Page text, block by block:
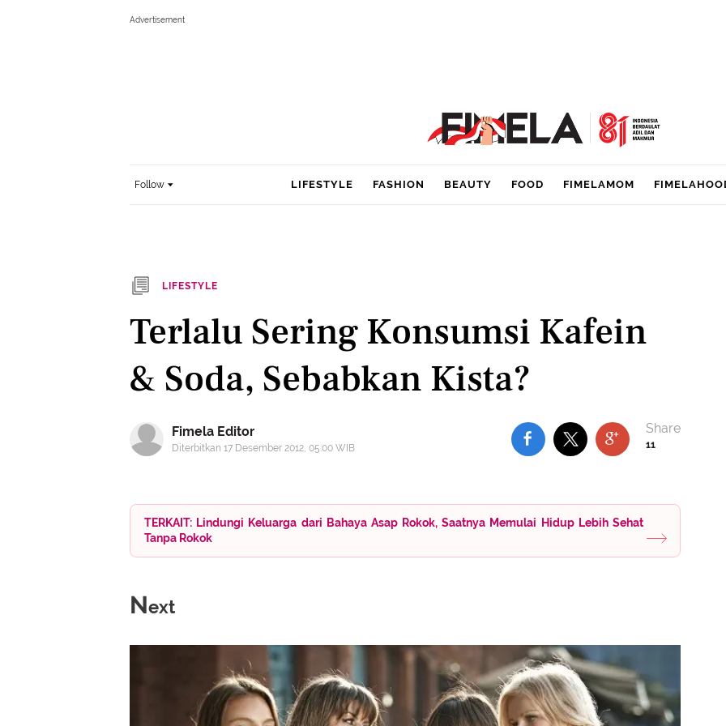
Follow LIFESTYLE FASHION BEAUTY FOOD FIMELAMOM
LIFESTYLE
Terlalu Sering Konsumsi Kafein
& Soda, Sebabkan Kista?
Fimela Editor
Diterbitkan 17 Desember 2012, 05:00 WIB 11
TERKAIT: Lindungi Keluarga dari Bahaya Asap Rokok, Saatnya Memulai Hidup Lebih Sehat
Tanpa Rokok
Next